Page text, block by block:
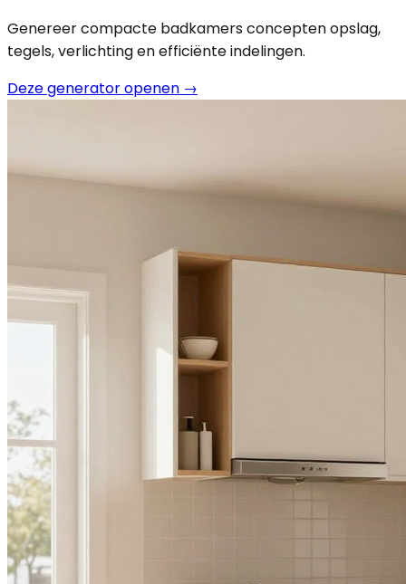
Genereer compacte badkamers concepten opslag,
tegels, verlichting en efficiënte indelingen.
Deze generator openen →